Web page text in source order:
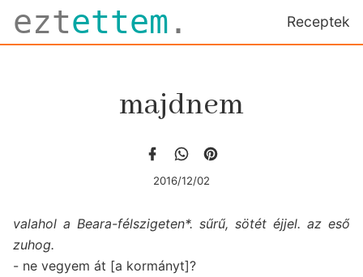
eztettem . Receptek
majdnem
2016/12/02
valahol a Beara-félszigeten*. sűrű, sötét éjjel. az eső
zuhog.
- ne vegyem át [a kormányt]?